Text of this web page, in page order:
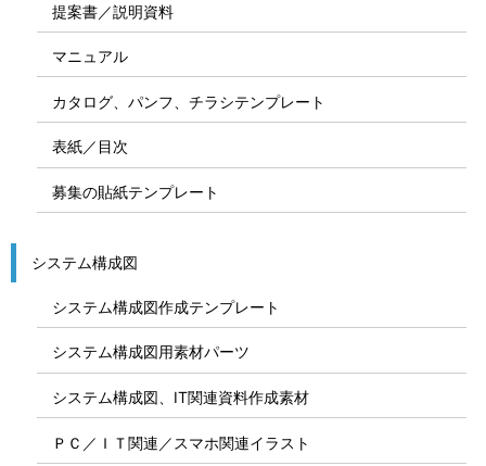
提案書／説明資料
マニュアル
カタログ、パンフ、チラシテンプレート
表紙／目次
募集の貼紙テンプレート
システム構成図
システム構成図作成テンプレート
システム構成図用素材パーツ
システム構成図、IT関連資料作成素材
ＰＣ／ＩＴ関連／スマホ関連イラスト